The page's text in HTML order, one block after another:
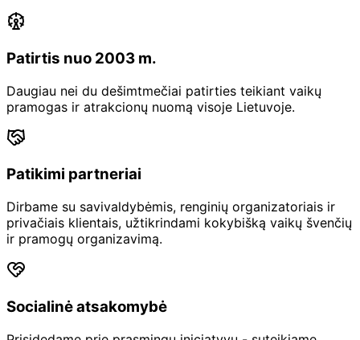
Patirtis nuo 2003 m.
Daugiau nei du dešimtmečiai patirties teikiant vaikų
pramogas ir atrakcionų nuomą visoje Lietuvoje.
Patikimi partneriai
Dirbame su savivaldybėmis, renginių organizatoriais ir
privačiais klientais, užtikrindami kokybišką vaikų švenčių
ir pramogų organizavimą.
Socialinė atsakomybė